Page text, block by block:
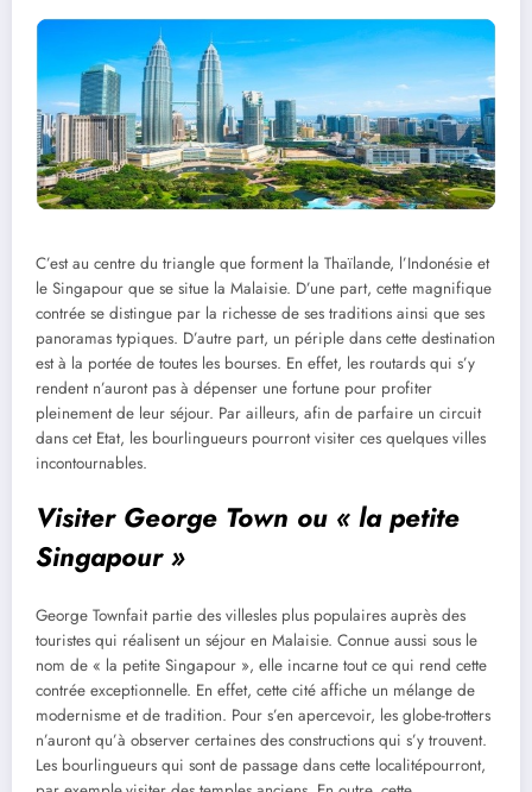
C’est au centre du triangle que forment la Thaïlande, l’Indonésie et
le Singapour que se situe la Malaisie. D’une part, cette magnifique
contrée se distingue par la richesse de ses traditions ainsi que ses
panoramas typiques. D’autre part, un périple dans cette destination
est à la portée de toutes les bourses. En effet, les routards qui s’y
rendent n’auront pas à dépenser une fortune pour profiter
pleinement de leur séjour. Par ailleurs, afin de parfaire un circuit
dans cet Etat, les bourlingueurs pourront visiter ces quelques villes
incontournables.
Visiter George Town ou « la petite
Singapour »
George Townfait partie des villesles plus populaires auprès des
touristes qui réalisent un séjour en Malaisie. Connue aussi sous le
nom de « la petite Singapour », elle incarne tout ce qui rend cette
contrée exceptionnelle. En effet, cette cité affiche un mélange de
modernisme et de tradition. Pour s’en apercevoir, les globe-trotters
n’auront qu’à observer certaines des constructions qui s’y trouvent.
Les bourlingueurs qui sont de passage dans cette localitépourront,